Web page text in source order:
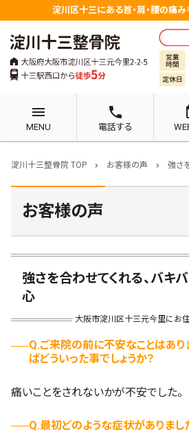
淀川区十三にある首・肩・腰の痛
menu
MENU
phone
電話する
淀川十三整骨院 TOP chevron_right お客様の声 chevron_right 強さを
お客様の声
強さを合わせてくれる、バキ
心
大阪市淀川区十三元今里にお
Q.ご来院の前に不安なことはあり
ばどういった事でしょうか？
痛いことをされないかが不安でした。
Q.最初どのような症状がありまし